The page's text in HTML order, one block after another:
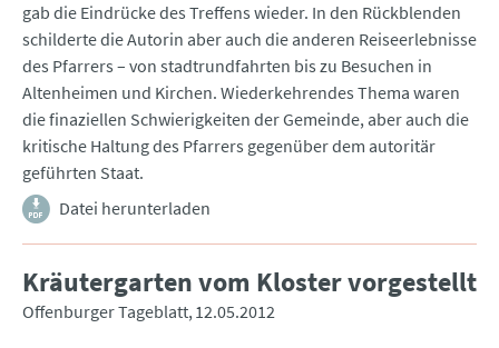
gab die Eindrücke des Treffens wieder. In den Rückblenden
schilderte die Autorin aber auch die anderen Reiseerlebnisse
des Pfarrers – von stadtrundfahrten bis zu Besuchen in
Altenheimen und Kirchen. Wiederkehrendes Thema waren
die finaziellen Schwierigkeiten der Gemeinde, aber auch die
kritische Haltung des Pfarrers gegenüber dem autoritär
geführten Staat.
Datei herunterladen
Kräutergarten vom Kloster vorgestellt
Offenburger Tageblatt 12.05.2012